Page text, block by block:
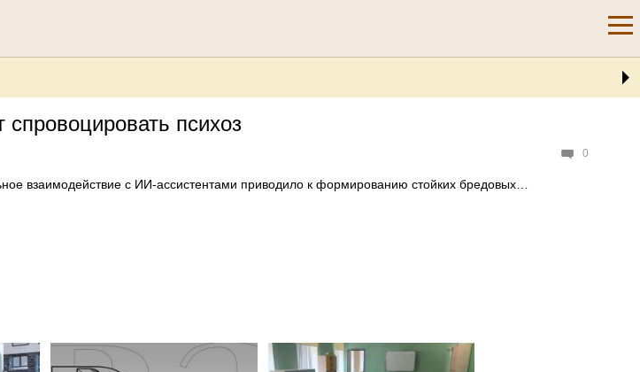
психоз
0
взаимодействие с ИИ-ассистентами приводило к формированию стойких бредовых…